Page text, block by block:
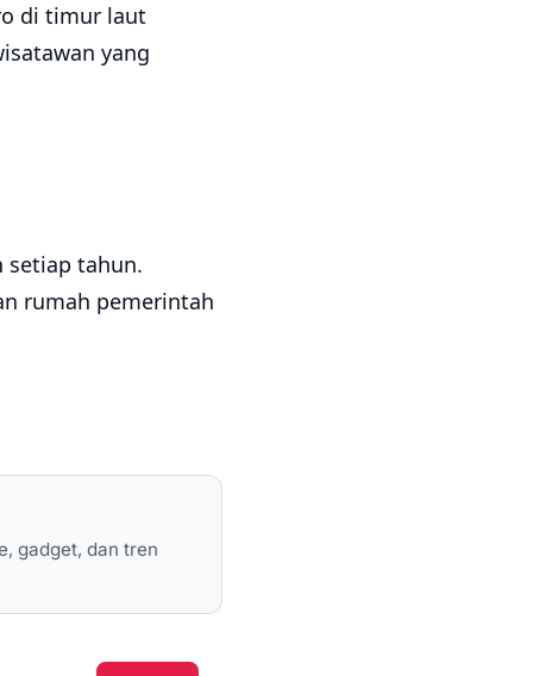
di timur laut
yang
setiap tahun.
rumah pemerintah
gadget, dan tren